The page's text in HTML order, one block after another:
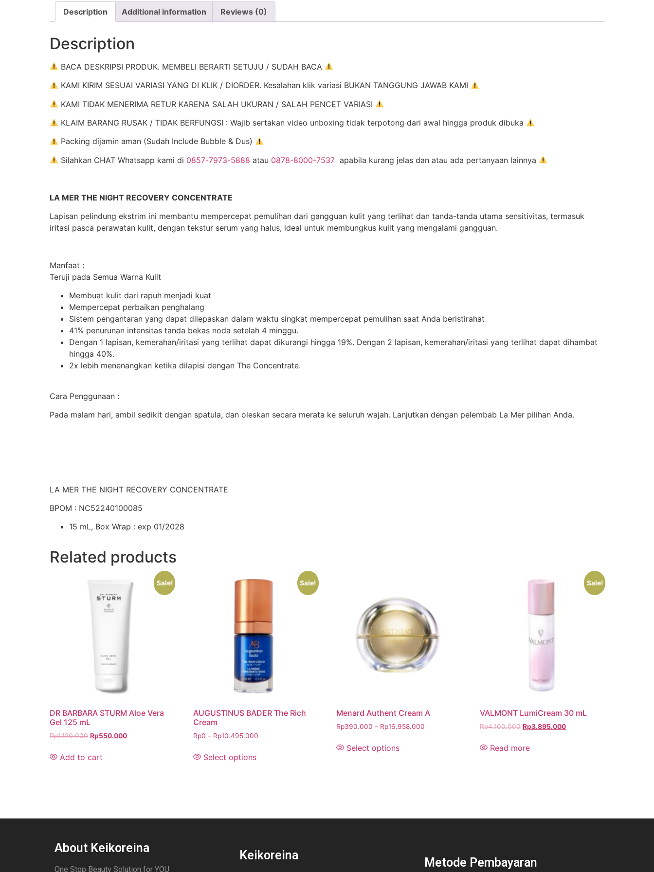
Description Additional information Reviews (0)
Description
BACA DESKRIPSI PRODUK. MEMBELI BERARTI SETUJU / SUDAH BACA
KAMI KIRIM SESUAI VARIASI YANG DI KLIK / DIORDER. Kesalahan klik variasi BUKAN TANGGUNG JAWAB KAMI
KAMI TIDAK MENERIMA RETUR KARENA SALAH UKURAN / SALAH PENCET VARIASI
KLAIM BARANG RUSAK / TIDAK BERFUNGSI : Wajib sertakan video unboxing tidak terpotong dari awal hingga produk dibuka
Packing dijamin aman (Sudah Include Bubble & Dus)
Silahkan CHAT Whatsapp kami di 0857-7973-5888 atau 0878-8000-7537 apabila kurang jelas dan atau ada pertanyaan lainnya
LA MER THE NIGHT RECOVERY CONCENTRATE
Lapisan pelindung ekstrim ini membantu mempercepat pemulihan dari gangguan kulit yang terlihat dan tanda-tanda utama sensitivitas, termasuk
iritasi pasca perawatan kulit, dengan tekstur serum yang halus, ideal untuk membungkus kulit yang mengalami gangguan.
Manfaat :
Teruji pada Semua Warna Kulit
Membuat kulit dari rapuh menjadi kuat
Mempercepat perbaikan penghalang
Sistem pengantaran yang dapat dilepaskan dalam waktu singkat mempercepat pemulihan saat Anda beristirahat
41% penurunan intensitas tanda bekas noda setelah 4 minggu.
Dengan 1 lapisan, kemerahan/iritasi yang terlihat dapat dikurangi hingga 19%. Dengan 2 lapisan, kemerahan/iritasi yang terlihat dapat dihambat
hingga 40%.
2x lebih menenangkan ketika dilapisi dengan The Concentrate.
Cara Penggunaan :
Pada malam hari, ambil sedikit dengan spatula, dan oleskan secara merata ke seluruh wajah. Lanjutkan dengan pelembab La Mer pilihan Anda.
LA MER THE NIGHT RECOVERY CONCENTRATE
BPOM : NC52240100085
15 mL, Box Wrap : exp 01/2028
Related products
Sale!
DR BARBARA STURM Aloe Vera
Gel 125 mL
Rp1.120.000 Rp550.000
Add to cart
Sale!
AUGUSTINUS BADER The Rich
Cream
Rp0 – Rp10.495.000
Select options
Menard Authent Cream A
Rp390.000 – Rp16.958.000
Select options
Sale!
VALMONT LumiCream 30 mL
Rp4.100.000 Rp3.895.000
Read more
About Keikoreina
One Stop Beauty Solution for YOU
Keikoreina
Metode Pembayaran